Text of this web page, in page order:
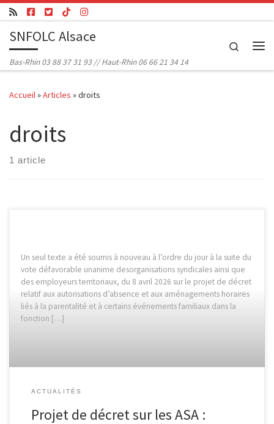
Passer au contenu
SNFOLC Alsace
Bas-Rhin 03 88 37 31 93 // Haut-Rhin 06 66 21 34 14
Search
Accueil»Articles »droits
droits
1 article
Un seul texte a été soumis à nouveau à l’ordre du jour à la suite du
vote défavorable unanime desorganisations syndicales ainsi que
des employeurs territoriaux, du 8 avril 2026 sur le projet de décret
relatif aux autorisations d’absence et aux aménagements horaires
liés à la parentalité et à certains événements familiaux dans la
fonction […]
ACTUALITÉS
Projet de décret sur les ASA :